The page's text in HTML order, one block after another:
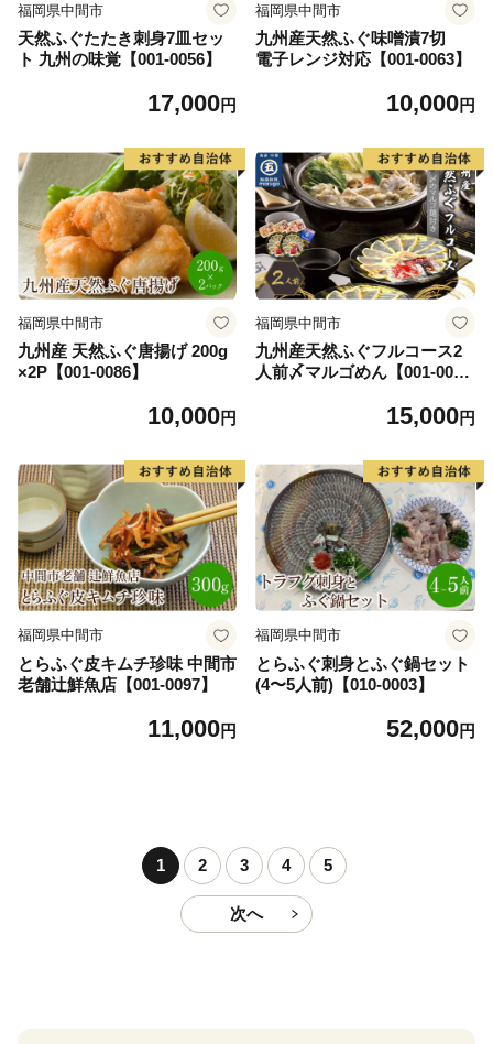
福岡県中間市
天然ふぐたたき刺身7皿セッ
ト 九州の味覚【001-0056】
17,000円
福岡県中間市
九州産天然ふぐ味噌漬7切
電子レンジ対応【001-0063】
10,000円
福岡県中間市
九州産 天然ふぐ唐揚げ 200g
×2P【001-0086】
10,000円
福岡県中間市
九州産天然ふぐフルコース2
人前〆マルゴめん【001-008
15,000円
福岡県中間市
とらふぐ皮キムチ珍味 中間市
老舗辻鮮魚店【001-0097】
11,000円
福岡県中間市
とらふぐ刺身とふぐ鍋セット
(4〜5人前)【010-0003】
52,000円
1 2 3 4 5
次へ